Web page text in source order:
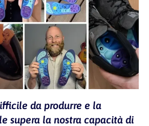
da produrre e la
supera la nostra capacità di